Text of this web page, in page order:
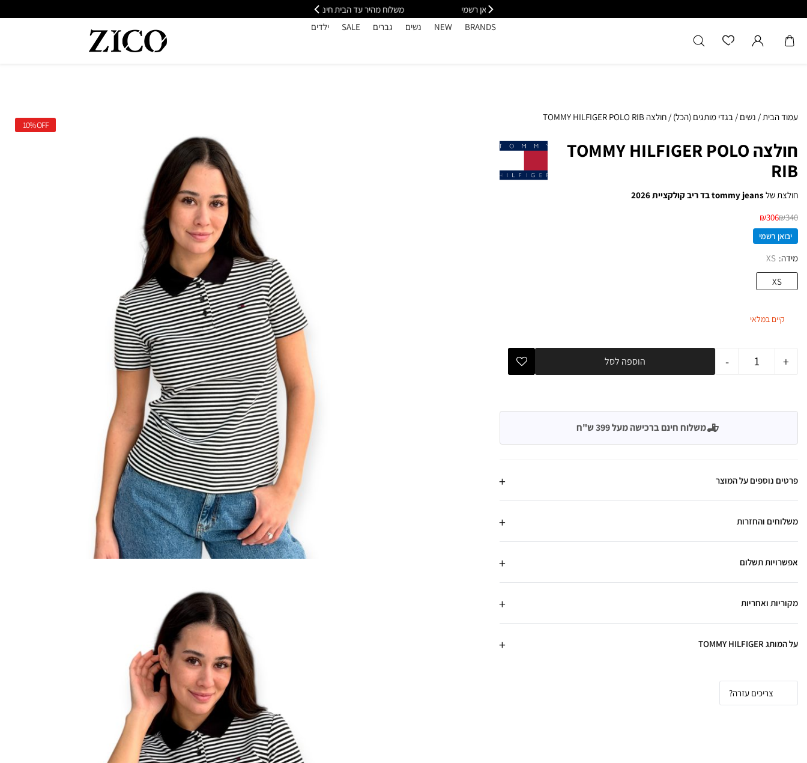
משלוח מהיר עד הבית חינם בקנייה מעל 399
BRANDS
NEW נשים גברים SALE ילדים
10%OFF
עמוד הבית/ נשים / בגדי מותגים (הכל) / חולצה TOMMY HILFIGER POLO RIB
חולצה TOMMY HILFIGER POLO
RIB
חולצת שלtommy jeans בד ריב קולקציית 2026
₪340
₪306
יבואן רשמי
מידה XS
XS
קיים במלאי
- + הוספה לסל
משלוח חינם ברכישה מעל 399 ש"ח
פרטים נוספים על המוצר
משלוחים והחזרות
אפשרויות תשלום
מקוריות ואחריות
על המותג TOMMY HILFIGER
צריכים עזרה?